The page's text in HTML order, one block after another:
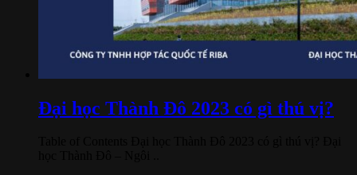
Đại học Thành Đô 2023 có gì thú vị?